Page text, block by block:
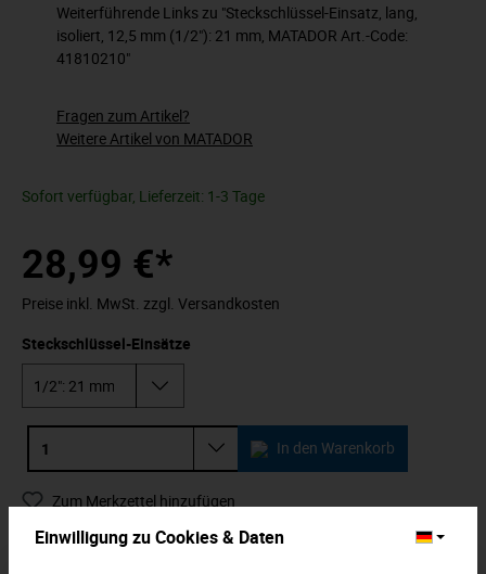
Weiterführende Links zu "Steckschlüssel-Einsatz, lang,
isoliert, 12,5 mm (1/2"): 21 mm, MATADOR Art.-Code:
41810210"
Fragen zum Artikel?
Weitere Artikel von MATADOR
Sofort verfügbar, Lieferzeit: 1-3 Tage
28,99 €*
Preise inkl. MwSt. zzgl. Versandkosten
Steckschlüssel-Einsätze
In den Warenkorb
Zum Merkzettel hinzufügen
Einwilligung zu Cookies & Daten